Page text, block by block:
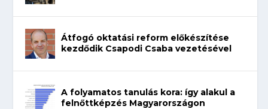
Átfogó oktatási reform előkészítése
kezdődik Csapodi Csaba vezetésével
A folyamatos tanulás kora: így alakul a
felnőttképzés Magyarországon